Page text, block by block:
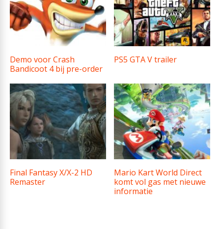
Demo voor Crash
Bandicoot 4 bij pre-order
PS5 GTA V trailer
Final Fantasy X/X-2 HD
Remaster
Mario Kart World Direct
komt vol gas met nieuwe
informatie